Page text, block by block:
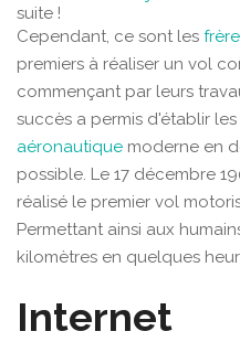
suite !
Cependant, ce sont les
premiers à réaliser un vol
commençant par leurs
succès a permis d'établir
aéronautique moderne en
possible. Le 17 décembre
réalisé le premier vol
Permettant ainsi aux
kilomètres en quelques
Internet